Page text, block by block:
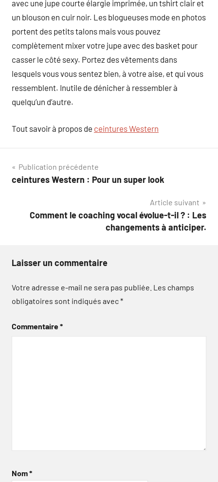
avec une jupe courte élargie imprimée, un tshirt clair et
un blouson en cuir noir. Les blogueuses mode en photos
portent des petits talons mais vous pouvez
complètement mixer votre jupe avec des basket pour
casser le côté sexy. Portez des vêtements dans
lesquels vous vous sentez bien, à votre aise, et qui vous
ressemblent. Inutile de dénicher à ressembler à
quelqu’un d’autre.
Tout savoir à propos de ceintures Western
Navigation
de
Publication précédente
ceintures Western : Pour un super look
Article suivant
Comment le coaching vocal évolue-t-il ? : Les
changements à anticiper.
Laisser un commentaire
Votre adresse e-mail ne sera pas publiée. Les champs
obligatoires sont indiqués avec*
Commentaire*
Nom*